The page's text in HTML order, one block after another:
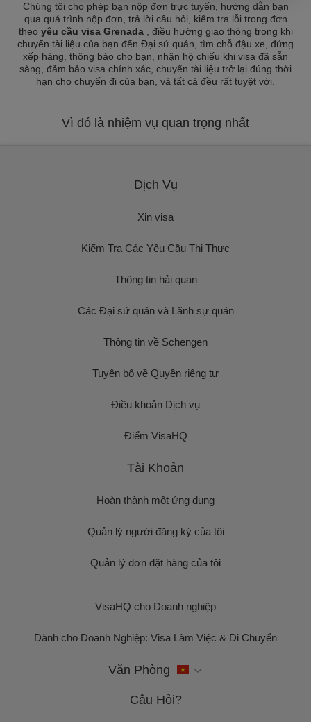
Chúng tôi cho phép bạn nộp đơn trực tuyến, hướng dẫn bạn
qua quá trình nộp đơn, trả lời câu hỏi, kiểm tra lỗi trong đơn
theo yêu cầu visa Grenada
, điều hướng giao thông trong khi
chuyển tài liệu của bạn đến Đại sứ quán, tìm chỗ đậu xe, đứng
xếp hàng, thông báo cho bạn, nhận hộ chiếu khi visa đã sẵn
sàng, đảm bảo visa chính xác, chuyển tài liệu trở lại đúng thời
hạn cho chuyến đi của bạn, và tất cả đều rất tuyệt vời.
Vì đó là nhiệm vụ quan trọng nhất
Dịch Vụ
Xin visa
Kiểm Tra Các Yêu Cầu Thị Thực
Thông tin hải quan
Các Đại sứ quán và Lãnh sự quán
Thông tin về Schengen
Tuyên bố về Quyền riêng tư
Điều khoản Dịch vụ
Điểm VisaHQ
Tài Khoản
Hoàn thành một ứng dụng
Quản lý người đăng ký của tôi
Quản lý đơn đặt hàng của tôi
VisaHQ cho Doanh nghiệp
Dành cho Doanh Nghiệp: Visa Làm Việc & Di Chuyển
Văn Phòng
Câu Hỏi?